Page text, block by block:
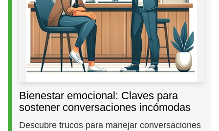
Bienestar emocional: Claves para
sostener conversaciones incómodas
Descubre trucos para manejar conversaciones